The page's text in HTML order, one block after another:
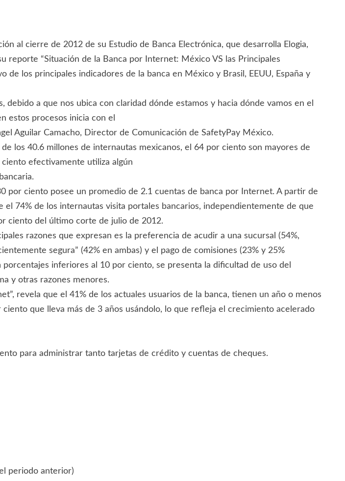
al cierre de 2012 de su Estudio de Banca Electrónica, que desarrolla Elogia,
reporte “Situación de la Banca por Internet: México VS las Principales
de los principales indicadores de la banca en México y Brasil, EEUU, España y
a que nos ubica con claridad dónde estamos y hacia dónde vamos en el
estos procesos inicia con el
Aguilar Camacho, Director de Comunicación de SafetyPay México.
los 40.6 millones de internautas mexicanos, el 64 por ciento son mayores de
efectivamente utiliza algún
por ciento posee un promedio de 2.1 cuentas de banca por Internet. A partir de
74% de los internautas visita portales bancarios, independientemente de que
ciento del último corte de julio de 2012.
razones que expresan es la preferencia de acudir a una sucursal (54%,
segura” (42% en ambas) y el pago de comisiones (23% y 25%
inferiores al 10 por ciento, se presenta la dificultad de uso del
y otras razones menores.
revela que el 41% de los actuales usuarios de la banca, tienen un año o menos
que lleva más de 3 años usándolo, lo que refleja el crecimiento acelerado
para administrar tanto tarjetas de crédito y cuentas de cheques.
periodo anterior)